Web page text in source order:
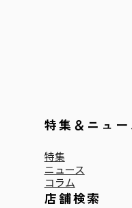
特集＆ニュー
特集
ニュース
コラム
店舗検索